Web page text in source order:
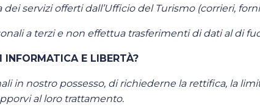
servizi offerti dall’Ufficio del Turismo (corrieri,
a terzi e non effettua trasferimenti di dati al di
E LIBERTÀ?
in nostro possesso, di richiederne la rettifica, la
al loro trattamento.